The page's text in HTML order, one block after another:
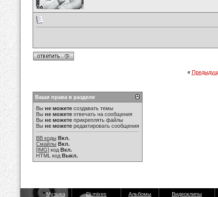
«
Ваши права в разделе
Вы не можете создавать темы
Вы не можете отвечать на сообщения
Вы не можете прикреплять файлы
Вы не можете редактировать сообщения
BB коды Вкл.
Смайлы Вкл.
[IMG] код Вкл.
HTML код Выкл.
Музыка Dj mixes Альбомы Видеоклипы